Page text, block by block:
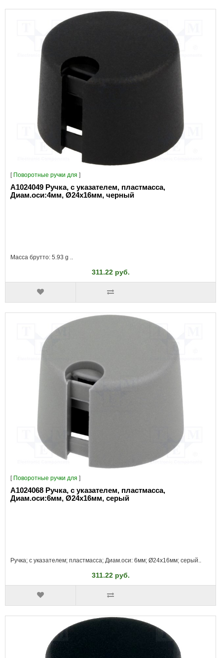
[ Поворотные ручки для ]
A1024049 Ручка, с указателем, пластмасса,
Диам.оси:4мм, Ø24x16мм, черный
Масса брутто: 5.93 g ..
311.22 руб.
[ Поворотные ручки для ]
A1024068 Ручка, с указателем, пластмасса,
Диам.оси:6мм, Ø24x16мм, серый
Ручка; с указателем; пластмасса; Диам.оси: 6мм; Ø24x16мм; серый..
311.22 руб.